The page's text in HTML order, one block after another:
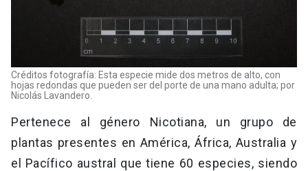
Créditos fotografía: Esta especie mide dos metros de alto, con
hojas redondas que pueden ser del porte de una mano adulta; por
Nicolás Lavandero.
Pertenece al género Nicotiana, un grupo de
plantas presentes en América, África, Australia y
el Pacífico austral que tiene 60 especies, siendo